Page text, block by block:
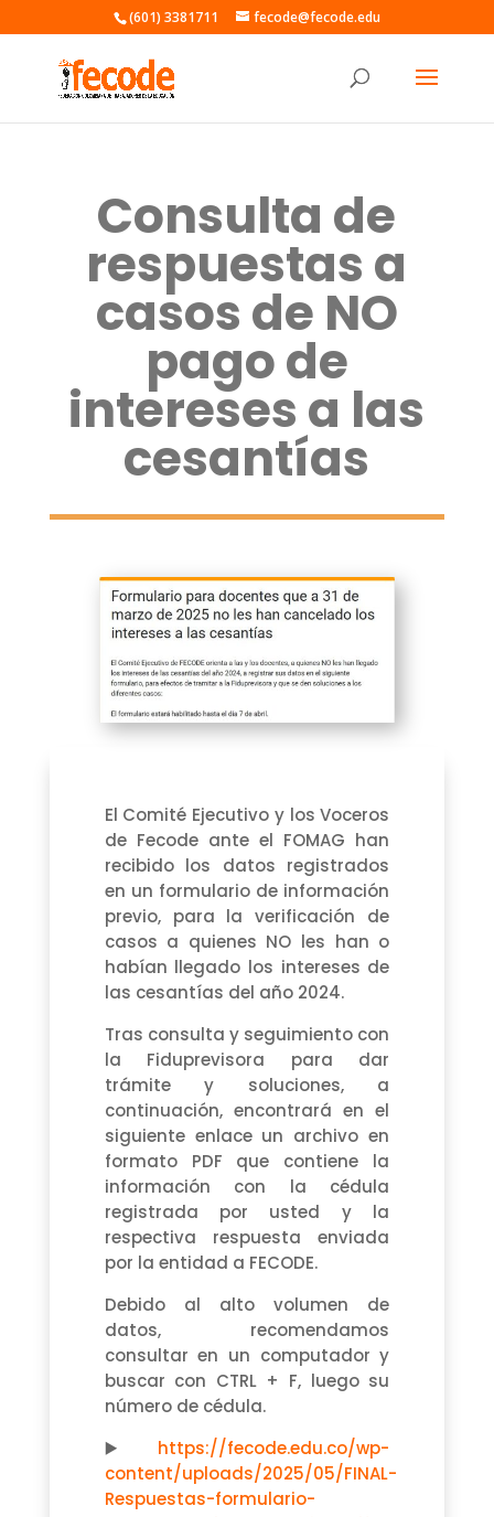
(601) 3381711 fecode@fecode.edu
Consulta de
respuestas a
casos de NO
pago de
intereses a las
cesantías
El Comité Ejecutivo y los Voceros
de Fecode ante el FOMAG han
recibido los datos registrados
en un formulario de información
previo, para la verificación de
casos a quienes NO les han o
habían llegado los intereses de
las cesantías del año 2024.
Tras consulta y seguimiento con
la Fiduprevisora para dar
trámite y soluciones, a
continuación, encontrará en el
siguiente enlace un archivo en
formato PDF que contiene la
información con la cédula
registrada por usted y la
respectiva respuesta enviada
por la entidad a FECODE.
Debido al alto volumen de
datos, recomendamos
consultar en un computador y
buscar con CTRL + F, luego su
número de cédula.
▶️ https://fecode.edu.co/wp-
content/uploads/2025/05/FINAL-
Respuestas-formulario-